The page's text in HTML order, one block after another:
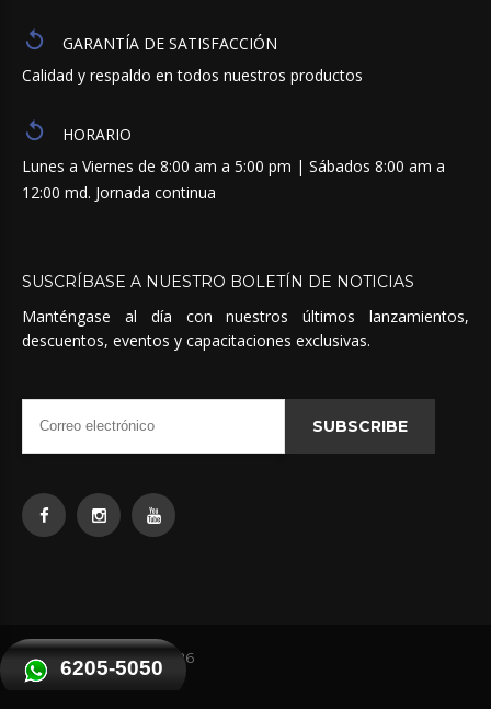
6205-5050
GARANTÍA DE SATISFACCIÓN
Calidad y respaldo en todos nuestros productos
HORARIO
Lunes a Viernes de 8:00 am a 5:00 pm | Sábados 8:00 am a
12:00 md. Jornada continua
SUSCRÍBASE A NUESTRO BOLETÍN DE NOTICIAS
Manténgase al día con nuestros últimos lanzamientos,
descuentos, eventos y capacitaciones exclusivas.
SUBSCRIBE
Quimicas Unidas © 2026